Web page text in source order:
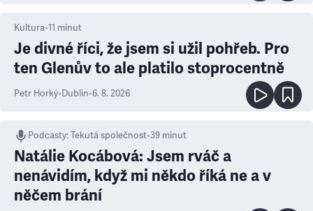
Kultura•11 minut
Je divné říci, že jsem si užil pohřeb. Pro
ten Glenův to ale platilo stoprocentně
Petr Horký•Dublin•6. 8. 2026
Podcasty:Tekutá společnost•39 minut
Natálie Kocábová: Jsem rváč a
nenávidím, když mi někdo říká ne a v
něčem brání